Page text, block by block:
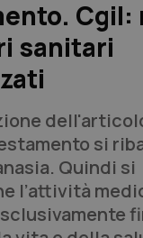
Cgil:
sanitari
si
Quindi si
l’attività